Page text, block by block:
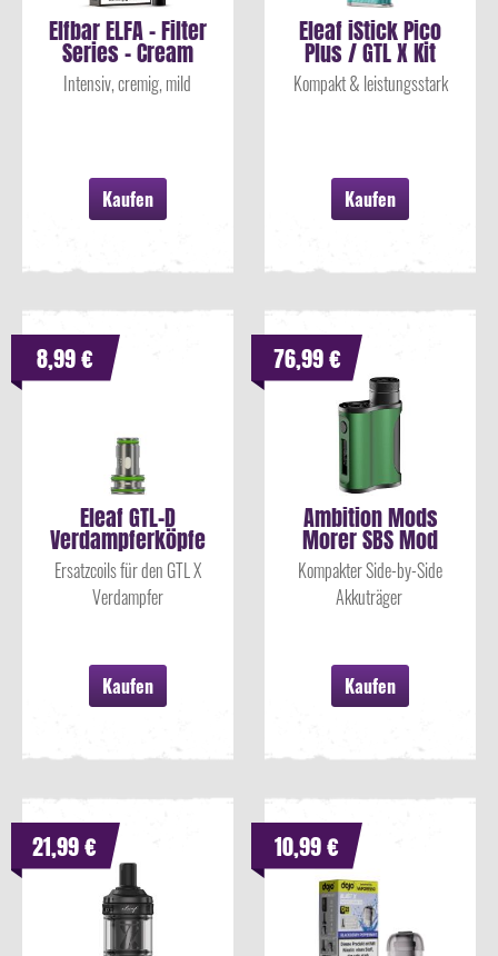
Elfbar ELFA - Filter
Series - Cream
Tobacco...
Intensiv, cremig, mild
Kaufen
Eleaf iStick Pico
Plus / GTL X Kit
Kompakt & leistungsstark
Kaufen
Eleaf GTL-D
Verdampferköpfe
Ersatzcoils für den GTL X
Verdampfer
Kaufen
8,99 €
Ambition Mods
Morer SBS Mod
Kompakter Side-by-Side
Akkuträger
Kaufen
76,99 €
21,99 € 10,99 €